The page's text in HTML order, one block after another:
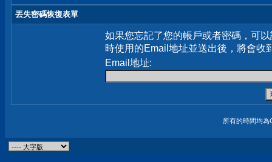
丟失密碼恢復表單
如果您忘記了您的帳戶或者密碼，可
時使用的Email地址並送出後，將會收
Email地址:
所有的時間均為